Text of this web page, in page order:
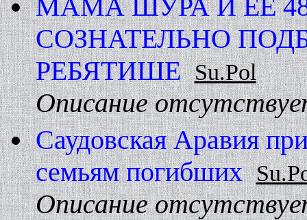
МАМА ШУРА И ЕЕ
СОЗHАТЕЛЬHО
РЕБЯТИШЕ Su.Pol
Описание
Саудовская Аравия
семьям погибших
Описание